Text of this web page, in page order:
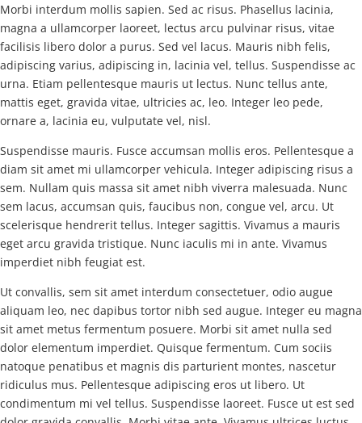
Morbi interdum mollis sapien. Sed ac risus. Phasellus lacinia,
magna a ullamcorper laoreet, lectus arcu pulvinar risus, vitae
facilisis libero dolor a purus. Sed vel lacus. Mauris nibh felis,
adipiscing varius, adipiscing in, lacinia vel, tellus. Suspendisse ac
urna. Etiam pellentesque mauris ut lectus. Nunc tellus ante,
mattis eget, gravida vitae, ultricies ac, leo. Integer leo pede,
ornare a, lacinia eu, vulputate vel, nisl.
Suspendisse mauris. Fusce accumsan mollis eros. Pellentesque a
diam sit amet mi ullamcorper vehicula. Integer adipiscing risus a
sem. Nullam quis massa sit amet nibh viverra malesuada. Nunc
sem lacus, accumsan quis, faucibus non, congue vel, arcu. Ut
scelerisque hendrerit tellus. Integer sagittis. Vivamus a mauris
eget arcu gravida tristique. Nunc iaculis mi in ante. Vivamus
imperdiet nibh feugiat est.
Ut convallis, sem sit amet interdum consectetuer, odio augue
aliquam leo, nec dapibus tortor nibh sed augue. Integer eu magna
sit amet metus fermentum posuere. Morbi sit amet nulla sed
dolor elementum imperdiet. Quisque fermentum. Cum sociis
natoque penatibus et magnis dis parturient montes, nascetur
ridiculus mus. Pellentesque adipiscing eros ut libero. Ut
condimentum mi vel tellus. Suspendisse laoreet. Fusce ut est sed